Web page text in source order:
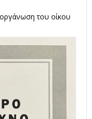
οργάνωση του οίκου